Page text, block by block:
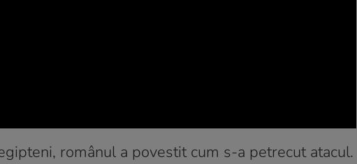
românul a povestit cum s-a petrecut atacul.